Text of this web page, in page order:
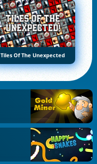
Tiles Of The Unexpected